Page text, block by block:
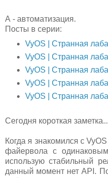
А - автоматизация.
Посты в серии:
VyOS | Странная
VyOS | Странная
VyOS | Странная
VyOS | Странная
VyOS | Странная лаба
Сегодня короткая заметка...
Когда я знакомился с
файервола с
использую стабильный
данный момент нет API.